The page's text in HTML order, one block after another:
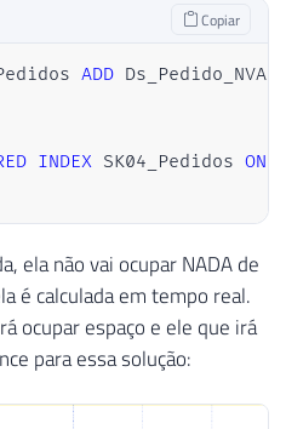
Copiar
ADD
INDEX SK04_Pedidos ON
ela não vai ocupar NADA de
é calculada em tempo real.
ocupar espaço e ele que irá
para essa solução: